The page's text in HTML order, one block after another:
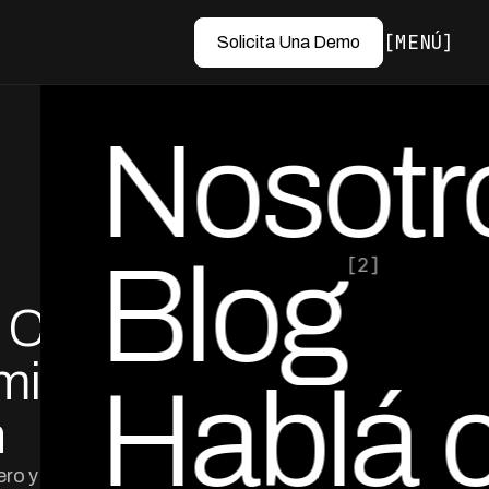
Solicita Una Demo MENÚ
Blog[2]
Hablá
y reduce la
por Ed Escobar
Co-Founder & CEO